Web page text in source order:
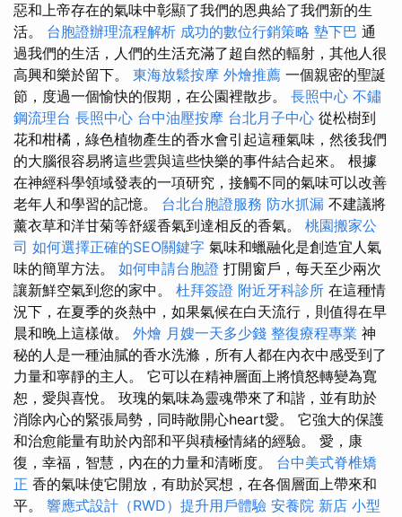
惡和上帝存在的氣味中彰顯了我們的恩典給了我們新的生
活。 台胞證辦理流程解析 成功的數位行銷策略 墊下巴 通
過我們的生活，人們的生活充滿了超自然的輻射，其他人很
高興和樂於留下。 東海放鬆按摩 外燴推薦 一個親密的聖誕
節，度過一個愉快的假期，在公園裡散步。 長照中心 不鏽
鋼流理台 長照中心 台中油壓按摩 台北月子中心 從松樹到
花和柑橘，綠色植物產生的香水會引起這種氣味，然後我們
的大腦很容易將這些雲與這些快樂的事件結合起來。 根據
在神經科學領域發表的一項研究，接觸不同的氣味可以改善
老年人和學習的記憶。 台北台胞證服務 防水抓漏 不建議將
薰衣草和洋甘菊等舒緩香氣到達相反的香氣。 桃園搬家公
司 如何選擇正確的SEO關鍵字 氣味和蠟融化是創造宜人氣
味的簡單方法。 如何申請台胞證 打開窗戶，每天至少兩次
讓新鮮空氣到您的家中。 杜拜簽證 附近牙科診所 在這種情
況下，在夏季的炎熱中，如果氣候在白天流行，則值得在早
晨和晚上這樣做。 外燴 月嫂一天多少錢 整復療程專業 神
秘的人是一種油膩的香水洗滌，所有人都在內衣中感受到了
力量和寧靜的主人。 它可以在精神層面上將憤怒轉變為寬
恕，愛與喜悅。 玫瑰的氣味為靈魂帶來了和諧，並有助於
消除內心的緊張局勢，同時敞開心heart愛。 它強大的保護
和治愈能量有助於內部和平與積極情緒的經驗。 愛，康
復，幸福，智慧，內在的力量和清晰度。 台中美式脊椎矯
正 香的氣味使它開放，有助於冥想，在各個層面上帶來和
平。 響應式設計（RWD）提升用戶體驗 安養院 新店 小型